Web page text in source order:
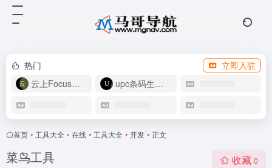
热门
立即入驻
云上Focus接码
upc条码生成器
首页 • 工具大全 • 在线 • 工具大全 • 开发 • 正文
菜鸟工具 收藏 0